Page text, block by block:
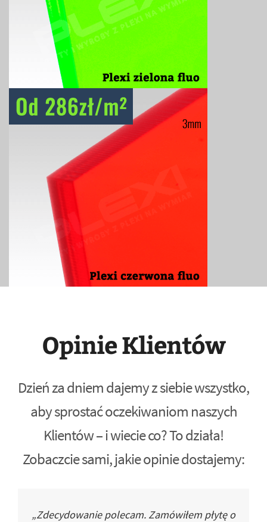
Opinie Klientów
Dzień za dniem dajemy z siebie wszystko,
aby sprostać oczekiwaniom naszych
Klientów – i wiecie co? To działa!
Zobaczcie sami, jakie opinie dostajemy:
„Zdecydowanie polecam. Zamówiłem płytę o